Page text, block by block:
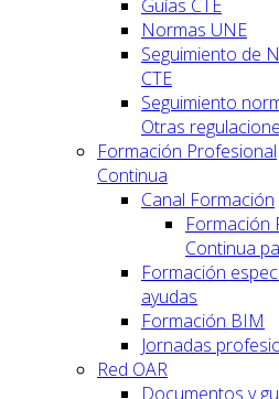
Guías CTE
Normas UNE
Seguimiento de
CTE
Seguimiento
Otras
Formación Profesional
Continua
Canal Formación
Formación
Continua
Formación
ayudas
Formación BIM
Jornadas
Red OAR
Documentos y